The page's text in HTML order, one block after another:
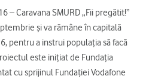
– Caravana SMURD „Fii pregătit!”
și va rămâne în capitală
pentru a instrui populația să facă
este inițiat de Fundația
cu sprijinul Fundației Vodafone